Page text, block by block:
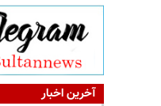
آخرین اخبار